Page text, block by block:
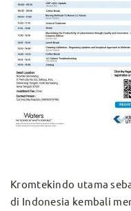
Kromtekindo utama
di Indonesia kembali